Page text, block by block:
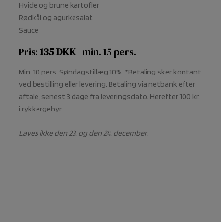
Hvide og brune kartofler
Rødkål og agurkesalat
Sauce
Pris:135 DKK| min. 15 pers.
Min. 10 pers. Søndagstillæg 10%. *Betaling sker kontant
ved bestilling eller levering. Betaling via netbank efter
aftale, senest 3 dage fra leveringsdato. Herefter 100 kr.
i rykkergebyr.
Laves ikke den 23. og den 24. december.